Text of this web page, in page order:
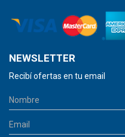
NEWSLETTER
Recibí ofertas en tu email